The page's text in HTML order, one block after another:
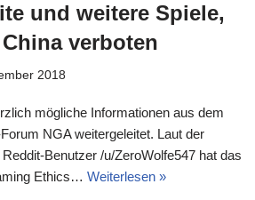
und weitere Spiele,
verboten
2018
mögliche Informationen aus dem
NGA weitergeleitet. Laut der
Benutzer /u/ZeroWolfe547 hat das
Ethics… Weiterlesen »